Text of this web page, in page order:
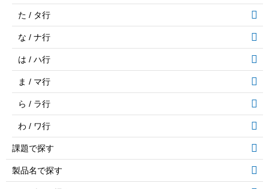
た / タ行
な / ナ行
は / ハ行
ま / マ行
ら / ラ行
わ / ワ行
課題で探す
製品名で探す